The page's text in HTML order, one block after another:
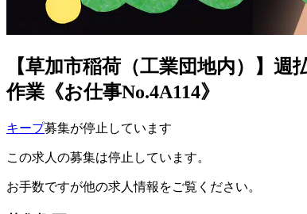
【草加市稲荷（工業団地内）】
作業《お仕事No.4A114》
キープ募集が停止しています
この求人の募集は停止しています。
お手数ですが他の求人情報をご覧ください。